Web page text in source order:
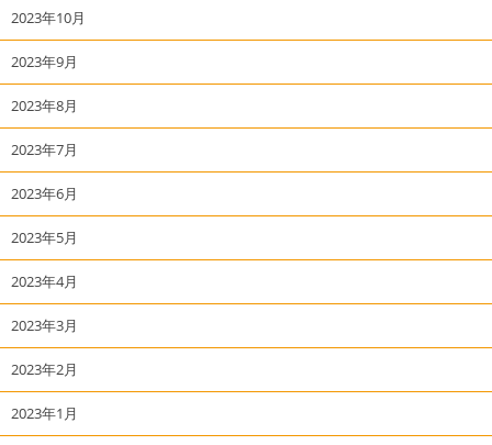
2023年10月
2023年9月
2023年8月
2023年7月
2023年6月
2023年5月
2023年4月
2023年3月
2023年2月
2023年1月